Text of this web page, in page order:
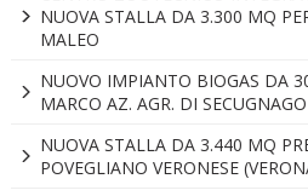
NUOVA STALLA DA 3.300 MQ
MALEO
NUOVO IMPIANTO BIOGAS DA
MARCO AZ. AGR. DI
NUOVA STALLA DA 3.440 MQ
POVEGLIANO VERONESE